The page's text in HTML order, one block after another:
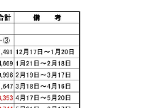
コラム
お知らせ
モデルハウス